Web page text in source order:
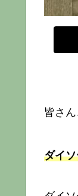
皆さん
ダイ